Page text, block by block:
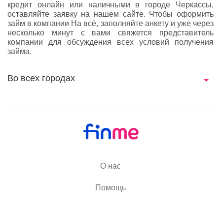
кредит онлайн или наличными в городе Черкассы,
оставляйте заявку на нашем сайте. Чтобы оформить
займ в компании На всё, заполняйте анкету и уже через
несколько минут с вами свяжется представитель
компании для обсуждения всех условий получения
займа.
Во всех городах
О нас
Помощь